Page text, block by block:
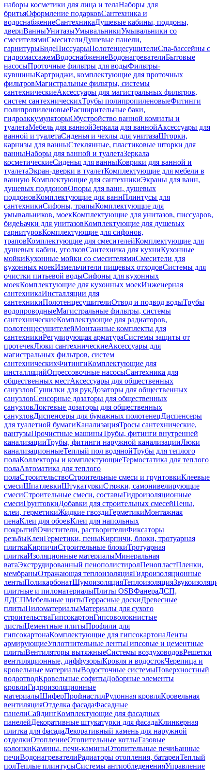
наборы косметики для лица и телаНаборы для
бритьяОформление подарковСантехника и
водоснабжениеСантехникаДушевые кабины, поддоны,
двериВанныУнитазыУмывальникиУмывальники со
смесителямиСмесителиДушевые панели,
гарнитурыБидеПиссуарыПолотенцесушителиСпа-бассейны с
гидромассажемВодоснабжениеВодонагревателиБытовые
насосыПроточные фильтры для водыФильтры-
кувшиныКартриджи, комплектующие для проточных
фильтровМагистральные фильтры, системы
сантехническиеАксессуары для магистральных фильтров,
систем сантехническихТрубы полипропиленовыеФитинги
полипропиленовыеРасширительные баки,
гидроаккумуляторыОбустройство ванной комнаты и
туалетаМебель для ваннойЗеркала для ваннойАксессуары для
ванной и туалетаСиденья и чехлы для унитазаШторки,
карнизы для ванныСтеклянные, пластиковые шторки для
ванныНаборы для ванной и туалетаЗеркала
косметическиеСиденья для ванныКоврики для ванной и
туалетаЭкран-дверки в туалетКомплектующие для мебели в
ванную Комплектующие для сантехникиЭкраны для ванн,
душевых поддоновОпоры для ванн, душевых
поддоновКомплектующие для ваннПлинтусы для
сантехникиСифоны, трапыКомплектующие для
умывальников, моекКомплектующие для унитазов, писсуаров,
бидеБачки для унитазовКомплектующие для душевых
гарнитуровКомплектующие для сифонов,
траповКомплектующие для смесителейКомплектующие для
душевых кабин, уголковСантехника для кухниКухонные
мойкиКухонные мойки со смесителямиСмесители для
кухонных моекИзмельчители пищевых отходовСистемы для
очистки питьевой водыСифоны для кухонных
моекКомплектующие для кухонных моекИнженерная
сантехникаИнсталляции для
сантехникиПолотенцесушителиОтвод и подвод водыТрубы
водопроводныеМагистральные фильтры, системы
сантехническиеКомплектующие для радиаторов,
полотенцесушителейМонтажные комплекты для
сантехникиРегулирующая арматураСистемы защиты от
протечекЛюки сантехническиеАксессуары для
магистральных фильтров, систем
сантехническихФитингиКомплектующие для
инсталляцийОпрессовочные насосыСантехника для
общественных местАксессуары для общественных
санузловСушилки для рукДозаторы для общественных
санузловСенсорные дозаторы для общественных
санузловЛоктевые дозаторы для общественных
санузловДиспенсеры для бумажных полотенецДиспенсеры
для туалетной бумагиКанализацияТросы сантехнические,
вантузыПрочистные машиныТрубы, фитинги внутренней
канализацииТрубы, фитинги наружной канализацииЛюки
канализационныеТеплый пол водянойТрубы для теплого
полаКоллекторы и комплектующиеТермостатика для теплого
полаАвтоматика для теплого
полаСтроительствоСтроительные смеси и грунтовкиКлеевые
смесиШпатлевкиШтукатуркиСтяжки, самонивелирующие
смесиСтроительные смеси, составыГидроизоляционные
смесиГрунтовкиДобавки для строительных смесейПены,
клеи, герметикиЖидкие гвоздиГерметикиМонтажная
пенаКлеи для обоевКлеи для напольных
покрытийОчистители, растворителиФиксаторы
резьбыКлеиГерметики, пеныКирпичи, блоки, тротуарная
плиткаКирпичиСтроительные блокиТротуарная
плиткаИзоляционные материалыМинеральная
ватаЭкструдированный пенополистиролПенопластПленки,
мембраныОтражающая теплоизоляцияГидроизоляционные
лентыПоликарбонатШумоизоляцияТеплоизоляция
плитные и пиломатериалыПлиты OSBФанераДСП,
ЛДСПМебельные щитыТеррасные доскиДревесные
плитыПиломатериалыМатериалы для сухого
строительстваГипсокартонГипсоволокнистые
листыЦементные плитыПрофили для
гипсокартонаКомплектующие для гипсокартонаЛенты
армирующиеУплотнительные лентыГипсовые и цементные
плитыВентиляторы вытяжныеСистемы воздуховодовРешетки
вентиляционные, диффузорыКровля и водостокЧерепица и
кровельные материалыВодосточные системыПоверхностный
водоотводКровельные софитыДоборные элементы
кровлиГидроизоляционные
материалыШиферПрофнастилРулонная кровляКровельная
вентиляцияОтделка фасадаФасадные
панелиСайдингКомплектующие для фасадных
панелейДекоративные штукатурки для фасадаКлинкерная
плитка для фасадаДекоративный камень для наружной
отделкиОтоплениеОтопительные котлыГазовые
колонкиКамины, печи-каминыОтопительные печиБанные
печиВодонагревателиРадиаторы отопления, батареиТеплый
полТеплые плинтусыСистемы антиобледененияУправление